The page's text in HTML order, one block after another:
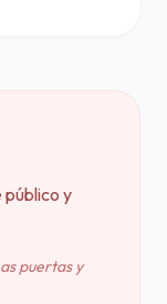
y
puertas y